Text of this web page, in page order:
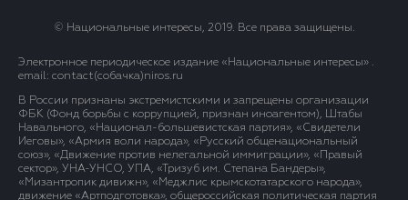
© Национальные интересы, 2019. Все права защищены.
Электронное периодическое издание «Национальные интересы» .
email: contact(сoбaчка)niros.ru
В России признаны экстремистскими и запрещены организации
ФБК (Фонд борьбы с коррупцией, признан иноагентом), Штабы
Навального, «Национал-большевистская партия», «Свидетели
Иеговы», «Армия воли народа», «Русский общенациональный
союз», «Движение против нелегальной иммиграции», «Правый
сектор», УНА-УНСО, УПА, «Тризуб им. Степана Бандеры»,
«Мизантропик дивижн», «Меджлис крымскотатарского народа»,
движение «Артподготовка», общероссийская политическая партия